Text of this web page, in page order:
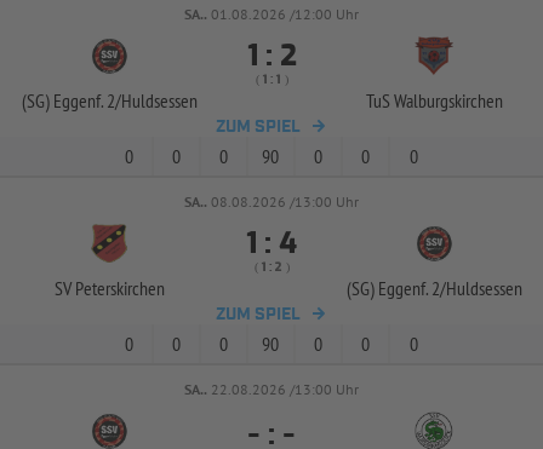
SA.. 01.08.2026 /12:00 Uhr
(SG) Eggenf. 2/Huldsessen
 : 
(  :  )
TuS Walburgskirchen
ZUM SPIEL
0 0 0 90 0 0 0
SA.. 08.08.2026 /13:00 Uhr
SV Peterskirchen
 : 
(  :  )
(SG) Eggenf. 2/Huldsessen
ZUM SPIEL
0 0 0 90 0 0 0
SA.. 22.08.2026 /13:00 Uhr
- : -